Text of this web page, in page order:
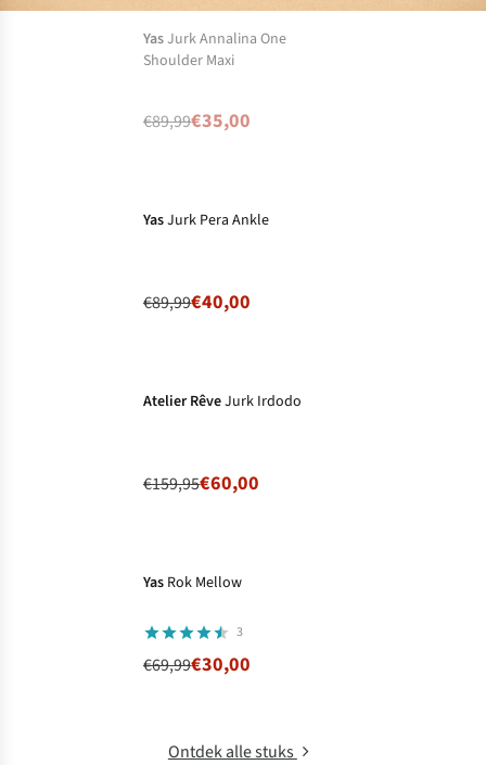
Niet op voorraad
YasJurk Annalina One
Shoulder Maxi
€89,99€35,00
YasJurk Pera Ankle
€89,99€40,00
Atelier RêveJurk Irdodo
€159,95€60,00
Yas Rok Mellow
3
€69,99€30,00
Ontdek alle stuks